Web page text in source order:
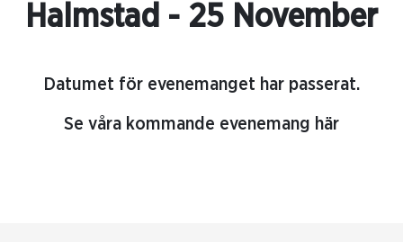
Halmstad - 25 November
Datumet för evenemanget har passerat.
Se våra kommande evenemang här